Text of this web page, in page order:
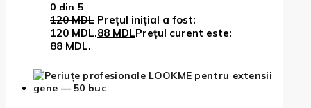
0 din 5
120MDL Prețul inițial a fost:
120 MDL.88 MDLPrețul curent este:
88 MDL.